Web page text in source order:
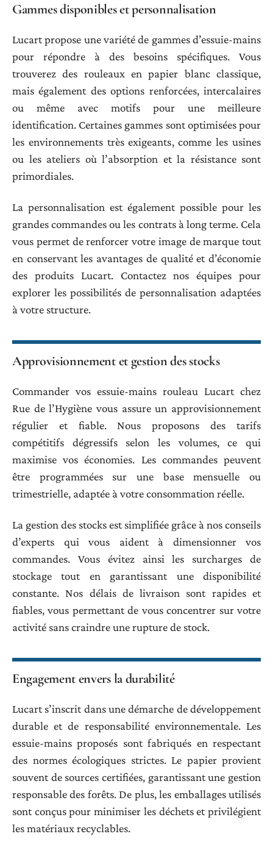
Gammes disponibles et personnalisation
Lucart propose une variété de gammes d’essuie-mains
pour répondre à des besoins spécifiques. Vous
trouverez des rouleaux en papier blanc classique,
mais également des options renforcées, intercalaires
ou même avec motifs pour une meilleure
identification. Certaines gammes sont optimisées pour
les environnements très exigeants, comme les usines
ou les ateliers où l’absorption et la résistance sont
primordiales.
La personnalisation est également possible pour les
grandes commandes ou les contrats à long terme. Cela
vous permet de renforcer votre image de marque tout
en conservant les avantages de qualité et d’économie
des produits Lucart. Contactez nos équipes pour
explorer les possibilités de personnalisation adaptées
à votre structure.
Approvisionnement et gestion des stocks
Commander vos essuie-mains rouleau Lucart chez
Rue de l’Hygiène vous assure un approvisionnement
régulier et fiable. Nous proposons des tarifs
compétitifs dégressifs selon les volumes, ce qui
maximise vos économies. Les commandes peuvent
être programmées sur une base mensuelle ou
trimestrielle, adaptée à votre consommation réelle.
La gestion des stocks est simplifiée grâce à nos conseils
d’experts qui vous aident à dimensionner vos
commandes. Vous évitez ainsi les surcharges de
stockage tout en garantissant une disponibilité
constante. Nos délais de livraison sont rapides et
fiables, vous permettant de vous concentrer sur votre
activité sans craindre une rupture de stock.
Engagement envers la durabilité
Lucart s’inscrit dans une démarche de développement
durable et de responsabilité environnementale. Les
essuie-mains proposés sont fabriqués en respectant
des normes écologiques strictes. Le papier provient
souvent de sources certifiées, garantissant une gestion
responsable des forêts. De plus, les emballages utilisés
sont conçus pour minimiser les déchets et privilégient
les matériaux recyclables.